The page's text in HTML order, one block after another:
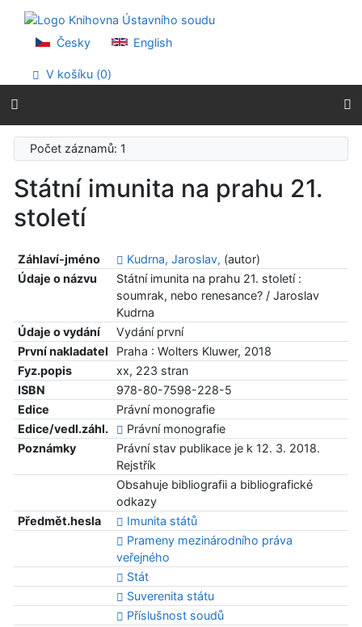
Přejít na menu
Prohlášení o webové přístupnosti
Česky English
V košíku (0)
Počet záznamů: 1
Státní imunita na prahu 21.
století
Záhlaví-jméno Kudrna, Jaroslav, (autor)
Údaje o názvu
Státní imunita na prahu 21. století :
soumrak, nebo renesance? / Jaroslav
Kudrna
Údaje o vydání
Vydání první
První nakladatel
Praha : Wolters Kluwer, 2018
Fyz.popis
xx, 223 stran
ISBN
978-80-7598-228-5
Edice
Právní monografie
Edice/vedl.záhl.
Právní monografie
Poznámky
Právní stav publikace je k 12. 3. 2018.
Rejstřík
Obsahuje bibliografii a bibliografické
odkazy
Předmět.hesla
Imunita států
Prameny mezinárodního práva
veřejného
Stát
Suverenita státu
Příslušnost soudů